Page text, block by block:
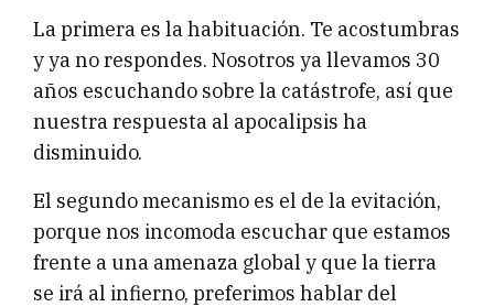
La primera es la habituación. Te acostumbras
y ya no respondes. Nosotros ya llevamos 30
años escuchando sobre la catástrofe, así que
nuestra respuesta al apocalipsis ha
disminuido.
El segundo mecanismo es el de la evitación,
porque nos incomoda escuchar que estamos
frente a una amenaza global y que la tierra
se irá al infierno, preferimos hablar del